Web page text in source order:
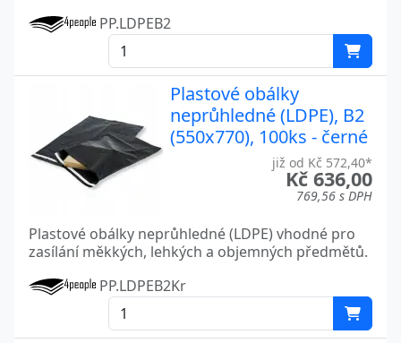
PP.LDPEB2
Plastové obálky
neprůhledné (LDPE), B2
(550x770), 100ks - černé
již od Kč 572,40*
Kč 636,00
769,56 s DPH
Plastové obálky neprůhledné (LDPE) vhodné pro
zasílání měkkých, lehkých a objemných předmětů.
PP.LDPEB2Kr